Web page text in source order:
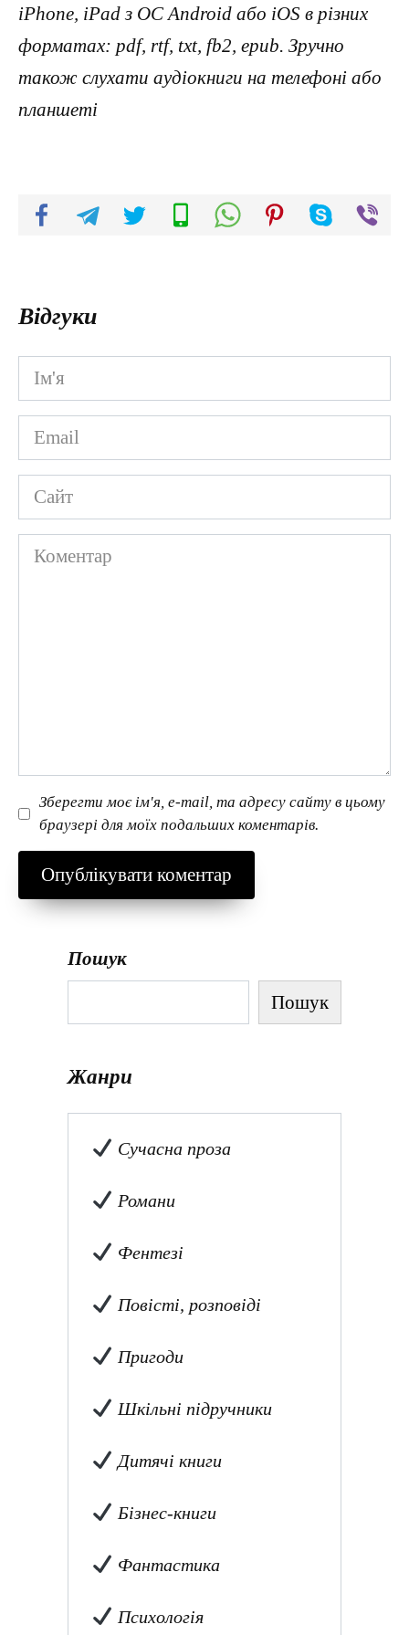
iPhone, iPad з ОС Android або iOS в різних
форматах: pdf, rtf, txt, fb2, epub. Зручно
також слухати аудіокниги на телефоні або
планшеті
Відгуки
Ім'я
*
Email
*
Сайт
Коментар
Зберегти моє ім'я, e-mail, та адресу сайту в цьому
браузері для моїх подальших коментарів.
Пошук
Пошук
Жанри
Сучасна проза
Романи
Фентезі
Повісті, розповіді
Пригоди
Шкільні підручники
Дитячі книги
Бізнес-книги
Фантастика
Психологія